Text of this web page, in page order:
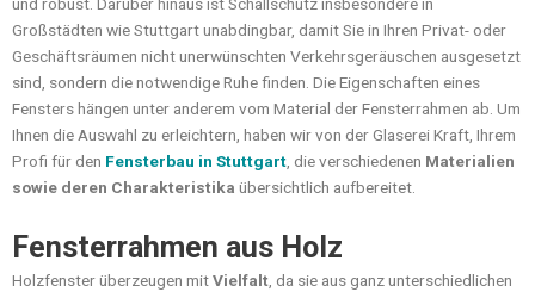
Großstädten wie Stuttgart unabdingbar, damit Sie in Ihren Privat- oder
Geschäftsräumen nicht unerwünschten Verkehrsgeräuschen ausgesetzt
sind, sondern die notwendige Ruhe finden. Die Eigenschaften eines
Fensters hängen unter anderem vom Material der Fensterrahmen ab. Um
Ihnen die Auswahl zu erleichtern, haben wir von der Glaserei Kraft, Ihrem
Profi für den Fensterbau in Stuttgart , die verschiedenen Materialien
sowie deren Charakteristika übersichtlich aufbereitet.
Fensterrahmen aus Holz
Holzfenster überzeugen mitVielfalt , da sie aus ganz unterschiedlichen